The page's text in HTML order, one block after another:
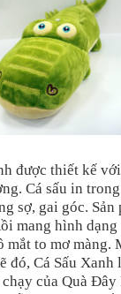
được thiết kế
Cá sấu in
sợ, gai góc. Sản
mang hình dạng
mắt to mơ màng.
đó, Cá Sấu Xanh
của Quà